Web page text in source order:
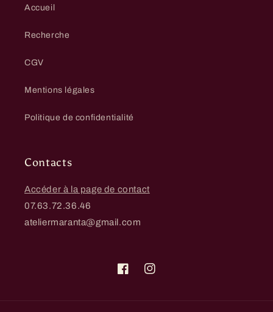
Accueil
Recherche
CGV
Mentions légales
Politique de confidentialité
Contacts
Accéder à la page de contact
07.63.72.36.46
ateliermaranta@gmail.com
FacebookInstagram